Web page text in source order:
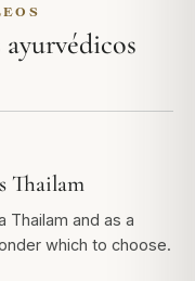
Thailam
Thailam and as a
which to choose.